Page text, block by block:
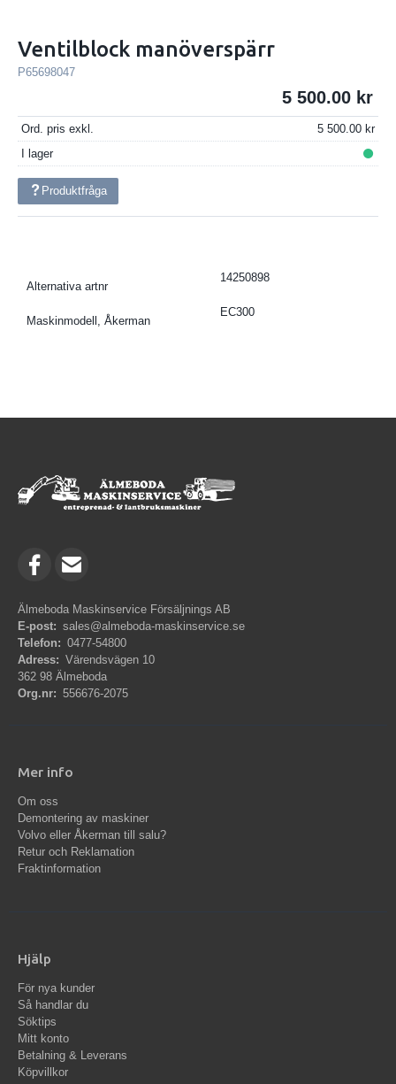
Ventilblock manöverspärr
P65698047
5 500.00
Ord. pris exkl.
5 500.00
I lager
Produktfråga
Alternativa artnr
14250898
Maskinmodell, Åkerman
EC300
Älmeboda Maskinservice Försäljnings AB
E-post: sales@almeboda-maskinservice.se
Telefon: 0477-54800
Adress: Värendsvägen 10
362 98 Älmeboda
Org.nr: 556676-2075
Mer info
Om oss
Demontering av maskiner
Volvo eller Åkerman till salu?
Retur och Reklamation
Fraktinformation
Hjälp
För nya kunder
Så handlar du
Söktips
Mitt konto
Betalning & Leverans
Köpvillkor